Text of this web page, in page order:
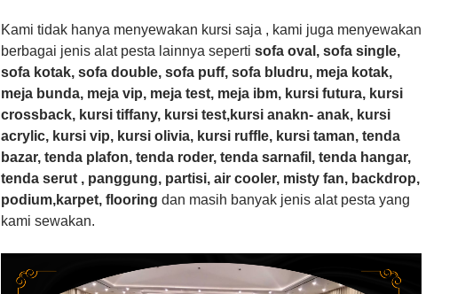
Kami tidak hanya menyewakan kursi saja , kami juga menyewakan
berbagai jenis alat pesta lainnya seperti sofa oval, sofa single,
sofa kotak, sofa double, sofa puff, sofa bludru, meja kotak,
meja bunda, meja vip, meja test, meja ibm, kursi futura, kursi
crossback, kursi tiffany, kursi test,kursi anakn- anak, kursi
acrylic, kursi vip, kursi olivia, kursi ruffle, kursi taman, tenda
bazar, tenda plafon, tenda roder, tenda sarnafil, tenda hangar,
tenda serut , panggung, partisi, air cooler, misty fan, backdrop,
podium,karpet, flooring dan masih banyak jenis alat pesta yang
kami sewakan.